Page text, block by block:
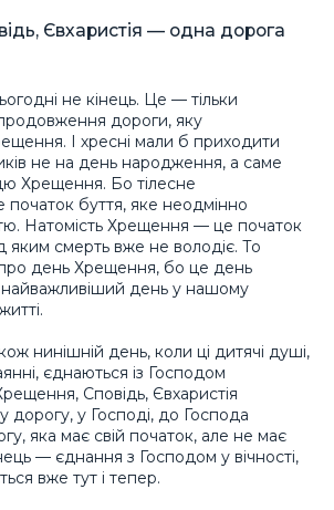
Євхаристія — одна дорога
не кінець. Це — тільки
дороги, яку
І хресні мали б приходити
не на день народження, а саме
Хрещення. Бо тілесне
буття, яке неодмінно
Натомість Хрещення — це початок
яким смерть вже не володіє. То
про день Хрещення, бо це день
найважливіший день у нашому
нинішній день, коли ці дитячі душі,
єднаються із Господом
Сповідь, Євхаристія
дорогу, у Господі, до Господа
яка має свій початок, але не має
— єднання з Господом у вічності,
вже тут і тепер.